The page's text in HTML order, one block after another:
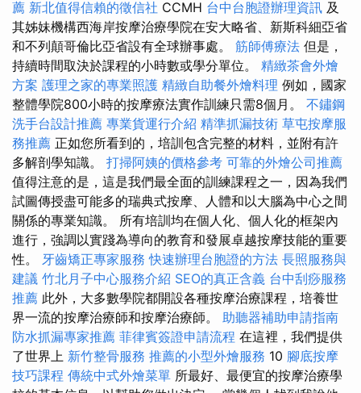
薦 新北值得信賴的徵信社 CCMH 台中台胞證辦理資訊 及
其姊妹機構西海岸按摩治療學院在安大略省、新斯科細亞省
和不列顛哥倫比亞省設有全球辦事處。 筋師傅療法 但是，
持續時間取決於課程的小時數或學分單位。 精緻茶會外燴
方案 護理之家的專業照護 精緻自助餐外燴料理 例如，國家
整體學院800小時的按摩療法實作訓練只需8個月。 不鏽鋼
洗手台設計推薦 專業貨運行介紹 精準抓漏技術 草屯按摩服
務推薦 正如您所看到的，培訓包含完整的材料，並附有許
多解剖學知識。 打掃阿姨的價格參考 可靠的外燴公司推薦
值得注意的是，這是我們最全面的訓練課程之一，因為我們
試圖傳授盡可能多的瑞典式按摩、人體和以大腦為中心之間
關係的專業知識。 所有培訓均在個人化、個人化的框架內
進行，強調以實踐為導向的教育和發展卓越按摩技能的重要
性。 牙齒矯正專家服務 快速辦理台胞證的方法 長照服務與
建議 竹北月子中心服務介紹 SEO的真正含義 台中刮痧服務
推薦 此外，大多數學院都開設各種按摩治療課程，培養世
界一流的按摩治療師和按摩治療師。 助聽器補助申請指南
防水抓漏專家推薦 菲律賓簽證申請流程 在這裡，我們提供
了世界上 新竹整骨服務 推薦的小型外燴服務 10 腳底按摩
技巧課程 傳統中式外燴菜單 所最好、最便宜的按摩治療學